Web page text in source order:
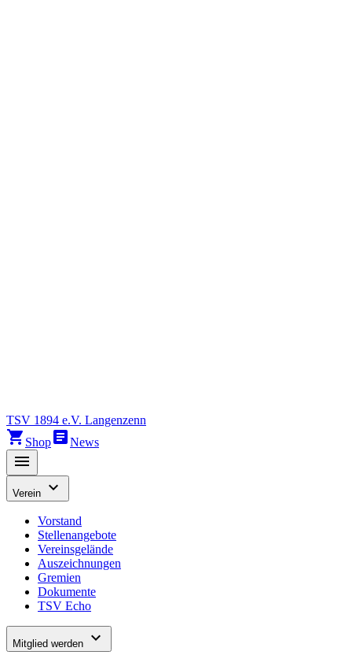
TSV 1894 e.V. Langenzenn
shopping_cart ShoparticleNews
menu
Verein expand_more
Vorstand
Stellenangebote
Vereinsgelände
Auszeichnungen
Gremien
Dokumente
TSV Echo
Mitglied werden expand_more